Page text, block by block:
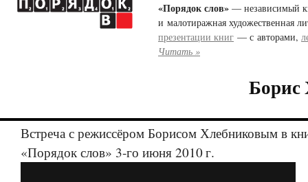
«Порядок слов» — независимый
и малотиражная художественная
презентации книг — с авторами,
Читать »
Борис
Встреча с режиссёром Борисом Хлебниковым в
«Порядок слов» 3-го июня 2010 г.